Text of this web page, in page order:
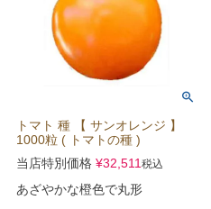
トマト 種 【 サンオレンジ 】
1000粒 ( トマトの種 )
当店特別価格 ¥32,511 税込
あざやかな橙色で丸形